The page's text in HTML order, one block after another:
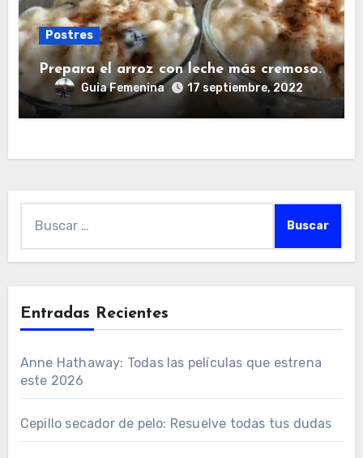
Postres
Prepara el arroz con leche más cremoso.
Guia Femenina 17 septiembre, 2022
Entradas Recientes
Anne Hathaway: Todas las películas que estrena
este 2026
Cepillo secador de pelo: Resuelve todas tus dudas